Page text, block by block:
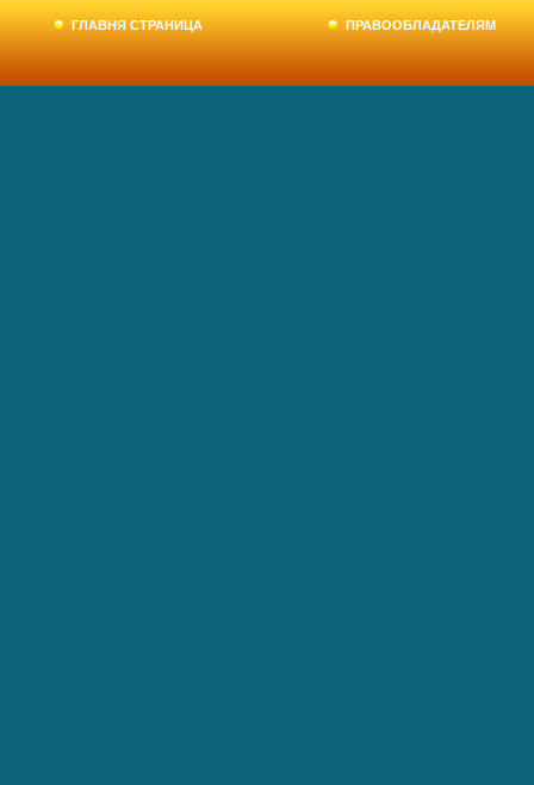
ГЛАВНЯ СТРАНИЦА ПРАВООБЛАДАТЕЛЯМ